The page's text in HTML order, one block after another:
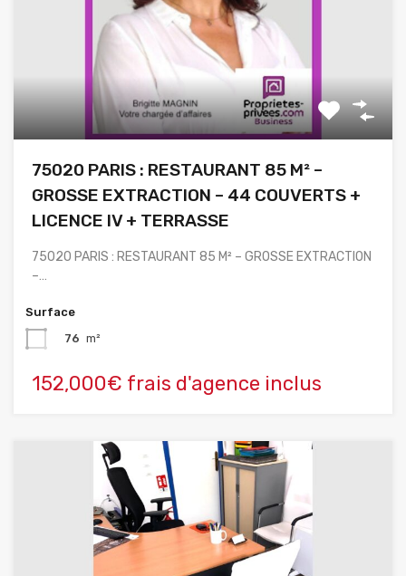
75020 PARIS : RESTAURANT 85 M² –
GROSSE EXTRACTION – 44 COUVERTS +
LICENCE IV + TERRASSE
75020 PARIS : RESTAURANT 85 M² – GROSSE EXTRACTION
–…
Surface
76 m²
152,000€ frais d'agence inclus